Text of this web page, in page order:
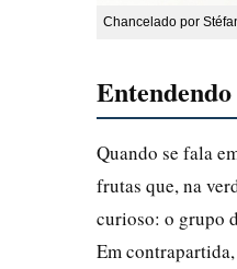
Chancelado por
Quando se fala
frutas que, na
curioso: o grupo
Em